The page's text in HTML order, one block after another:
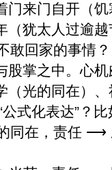
门来门自开（
（犹太人过逾
敢回家的事情
股掌之中。心
（光的同在）
式化表达”？
同在，责任 ⟶